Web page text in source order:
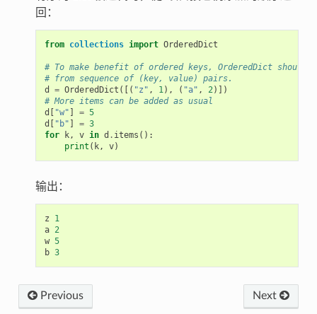
回：
from collections import OrderedDict
# To make benefit of ordered keys, OrderedDict
# from sequence of (key, value) pairs.
d
= OrderedDict ([( "z" , 1), ( "a" , 2)])
# More items can be added as usual
d
"w" = 5
d
"b" = 3
for
k, v in d . items ():
print ( k, v)
输出：
z
1
a 2
w 5
b 3
Next
Previous